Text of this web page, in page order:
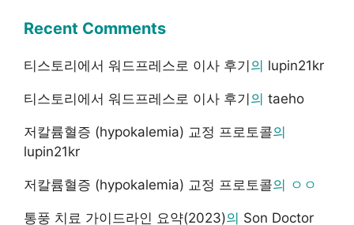
Recent Comments
티스토리에서 워드프레스로 이사 후기의 lupin21kr
티스토리에서 워드프레스로 이사 후기의 taeho
저칼륨혈증 (hypokalemia) 교정 프로토콜의
lupin21kr
저칼륨혈증 (hypokalemia) 교정 프로토콜의 ㅇㅇ
통풍 치료 가이드라인 요약(2023)의 Son Doctor